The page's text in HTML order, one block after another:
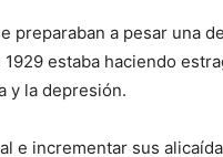
preparaban a pesar una
estaba haciendo
y la depresión.
e incrementar sus